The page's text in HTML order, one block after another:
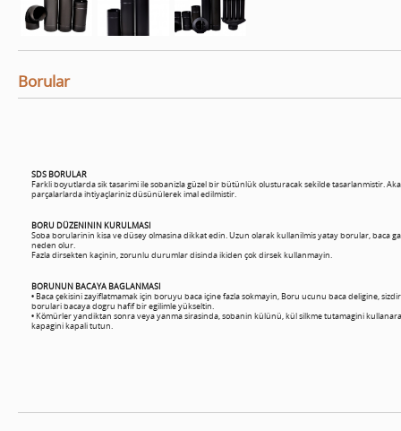
Borular
SDS BORULAR
Farkli boyutlarda sik tasarimi ile sobanizla güzel bir bütünlük olusturacak sekilde tasarlanmistir.
parçalarlarda ihtiyaçlariniz düsünülerek imal edilmistir.
BORU DÜZENININ KURULMASI
Soba borularinin kisa ve düsey olmasina dikkat edin. Uzun olarak kullanilmis yatay borular, baca
neden olur.
Fazla dirsekten kaçinin, zorunlu durumlar disinda ikiden çok dirsek kullanmayin.
BORUNUN BACAYA BAGLANMASI
• Baca çekisini zayiflatmamak için boruyu baca içine fazla sokmayin, Boru ucunu baca deligine,
borulari bacaya dogru hafif bir egilimle yükseltin.
• Kömürler yandiktan sonra veya yanma sirasinda, sobanin külünü, kül silkme tutamagini
kapagini kapali tutun.